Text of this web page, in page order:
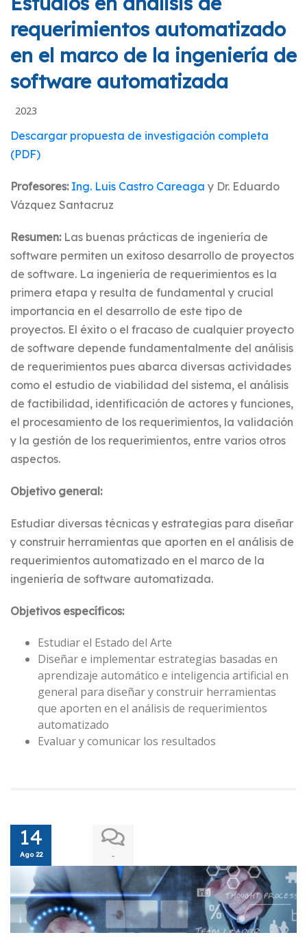
requerimientos automatizado
en el marco de la ingeniería de
software automatizada
2023
Descargar propuesta de investigación completa
(PDF)
Profesores: Ing. Luis Castro Careaga y Dr. Eduardo
Vázquez Santacruz
Resumen:Las buenas prácticas de ingeniería de
software permiten un exitoso desarrollo de proyectos
de software. La ingeniería de requerimientos es la
primera etapa y resulta de fundamental y crucial
importancia en el desarrollo de este tipo de
proyectos. El éxito o el fracaso de cualquier proyecto
de software depende fundamentalmente del análisis
de requerimientos pues abarca diversas actividades
como el estudio de viabilidad del sistema, el análisis
de factibilidad, identificación de actores y funciones,
el procesamiento de los requerimientos, la validación
y la gestión de los requerimientos, entre varios otros
aspectos.
Objetivo general:
Estudiar diversas técnicas y estrategias para diseñar
y construir herramientas que aporten en el análisis de
requerimientos automatizado en el marco de la
ingeniería de software automatizada.
Objetivos específicos:
Estudiar el Estado del Arte
Diseñar e implementar estrategias basadas en
aprendizaje automático e inteligencia artificial en
general para diseñar y construir herramientas
que aporten en el análisis de requerimientos
automatizado
Evaluar y comunicar los resultados
14
Ago 22 -